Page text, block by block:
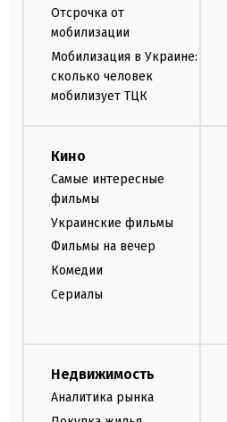
Отсрочка от
мобилизации
Мобилизация в Украине:
сколько человек
мобилизует ТЦК
Кино
Самые интересные
фильмы
Украинские фильмы
Фильмы на вечер
Комедии
Сериалы
Недвижимость
Аналитика рынка